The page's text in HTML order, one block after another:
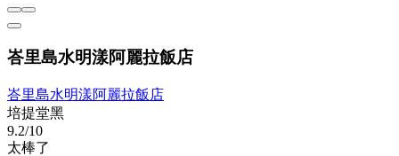
峇里島水明漾阿麗拉飯店
峇里島水明漾阿麗拉飯店
培提堂黑
9.2/10
太棒了